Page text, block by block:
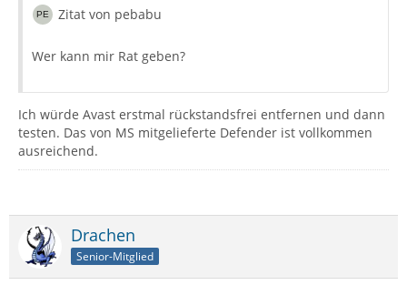
Zitat von pebabu
Wer kann mir Rat geben?
Ich würde Avast erstmal rückstandsfrei entfernen und dann
testen. Das von MS mitgelieferte Defender ist vollkommen
ausreichend.
Drachen
Senior-Mitglied